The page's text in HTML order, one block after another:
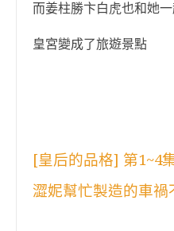
而姜柱勝卞白虎也和她
皇宮變成了旅遊景點
[皇后的品格] 第1~4
澀妮幫忙製造的車禍